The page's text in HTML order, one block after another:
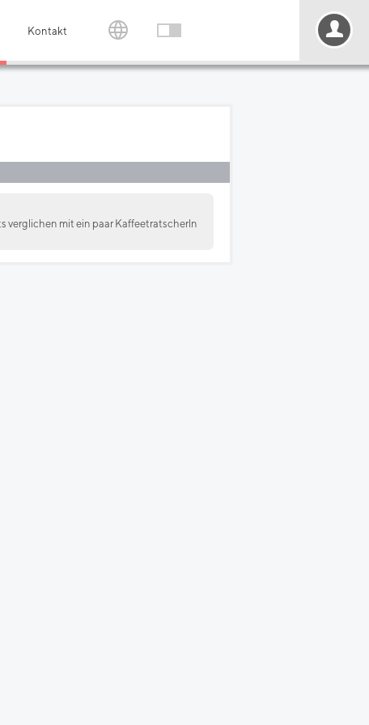
Kontakt
verglichen mit ein paar Kaffeetratscherln